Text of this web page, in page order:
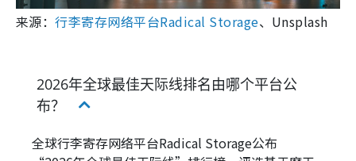
来源：行李寄存网络平台Radical Storage、Unsplash
2026年全球最佳天际线排名由哪个平台公
布？
全球行李寄存网络平台Radical Storage公布